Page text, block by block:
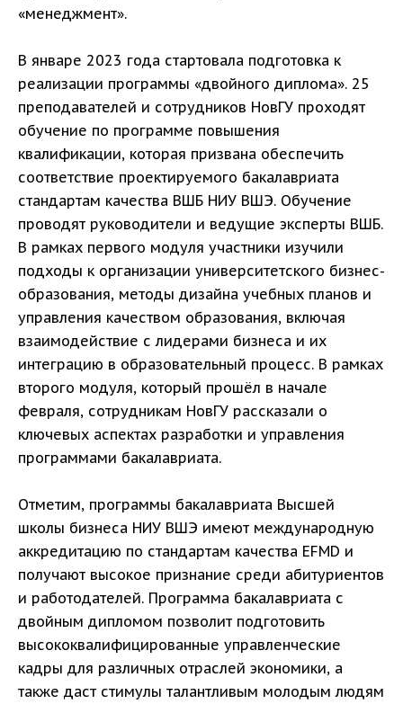
«менеджмент».
В январе 2023 года стартовала подготовка к
реализации программы «двойного диплома». 25
преподавателей и сотрудников НовГУ проходят
обучение по программе повышения
квалификации, которая призвана обеспечить
соответствие проектируемого бакалавриата
стандартам качества ВШБ НИУ ВШЭ. Обучение
проводят руководители и ведущие эксперты ВШБ.
В рамках первого модуля участники изучили
подходы к организации университетского бизнес-
образования, методы дизайна учебных планов и
управления качеством образования, включая
взаимодействие с лидерами бизнеса и их
интеграцию в образовательный процесс. В рамках
второго модуля, который прошёл в начале
февраля, сотрудникам НовГУ рассказали о
ключевых аспектах разработки и управления
программами бакалавриата.
Отметим, программы бакалавриата Высшей
школы бизнеса НИУ ВШЭ имеют международную
аккредитацию по стандартам качества EFMD и
получают высокое признание среди абитуриентов
и работодателей. Программа бакалавриата с
двойным дипломом позволит подготовить
высококвалифицированные управленческие
кадры для различных отраслей экономики, а
также даст стимулы талантливым молодым людям